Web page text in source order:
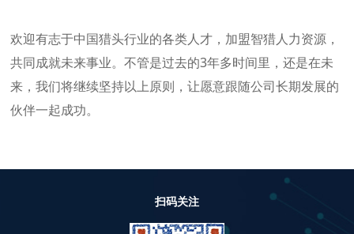
欢迎有志于中国猎头行业的各类人才，加盟智猎人力资源，
共同成就未来事业。不管是过去的3年多时间里，还是在未
来，我们将继续坚持以上原则，让愿意跟随公司长期发展的
伙伴一起成功。
扫码关注